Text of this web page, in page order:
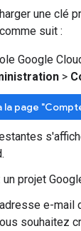
une clé
suit :
Google
>
la page
projet
e-mail
souhaitez